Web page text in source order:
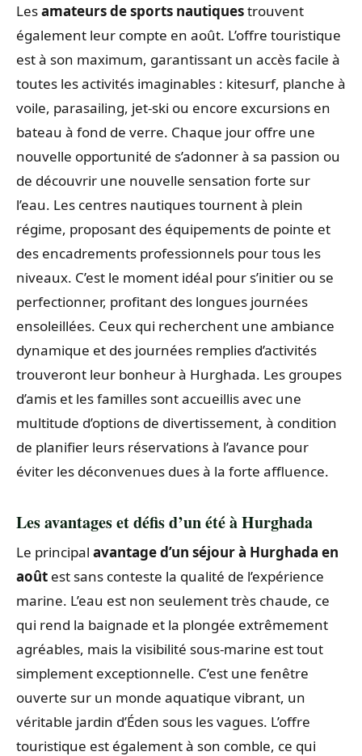
Lesamateurs de sports nautiquestrouvent
également leur compte en août. L’offre touristique
est à son maximum, garantissant un accès facile à
toutes les activités imaginables : kitesurf, planche à
voile, parasailing, jet-ski ou encore excursions en
bateau à fond de verre. Chaque jour offre une
nouvelle opportunité de s’adonner à sa passion ou
de découvrir une nouvelle sensation forte sur
l’eau. Les centres nautiques tournent à plein
régime, proposant des équipements de pointe et
des encadrements professionnels pour tous les
niveaux. C’est le moment idéal pour s’initier ou se
perfectionner, profitant des longues journées
ensoleillées. Ceux qui recherchent une ambiance
dynamique et des journées remplies d’activités
trouveront leur bonheur à Hurghada. Les groupes
d’amis et les familles sont accueillis avec une
multitude d’options de divertissement, à condition
de planifier leurs réservations à l’avance pour
éviter les déconvenues dues à la forte affluence.
Les avantages et défis d’un été à Hurghada
Le principal avantage d’un séjour à Hurghada en
août est sans conteste la qualité de l’expérience
marine. L’eau est non seulement très chaude, ce
qui rend la baignade et la plongée extrêmement
agréables, mais la visibilité sous-marine est tout
simplement exceptionnelle. C’est une fenêtre
ouverte sur un monde aquatique vibrant, un
véritable jardin d’Éden sous les vagues. L’offre
touristique est également à son comble, ce qui